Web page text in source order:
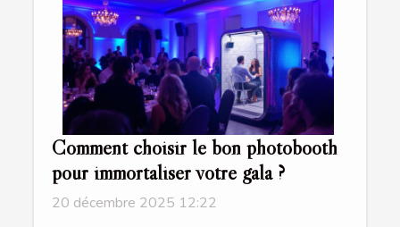
Comment choisir le bon photobooth
pour immortaliser votre gala ?
20 décembre 2025 12:22